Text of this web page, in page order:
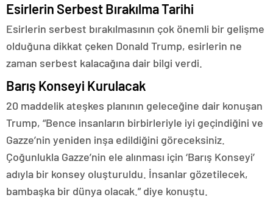
Esirlerin Serbest Bırakılma Tarihi
Esirlerin serbest bırakılmasının çok önemli bir gelişme
olduğuna dikkat çeken Donald Trump, esirlerin ne
zaman serbest kalacağına dair bilgi verdi.
Barış Konseyi Kurulacak
20 maddelik ateşkes planının geleceğine dair konuşan
Trump, “Bence insanların birbirleriyle iyi geçindiğini ve
Gazze’nin yeniden inşa edildiğini göreceksiniz.
Çoğunlukla Gazze’nin ele alınması için ‘Barış Konseyi’
adıyla bir konsey oluşturuldu. İnsanlar gözetilecek,
bambaşka bir dünya olacak.” diye konuştu.